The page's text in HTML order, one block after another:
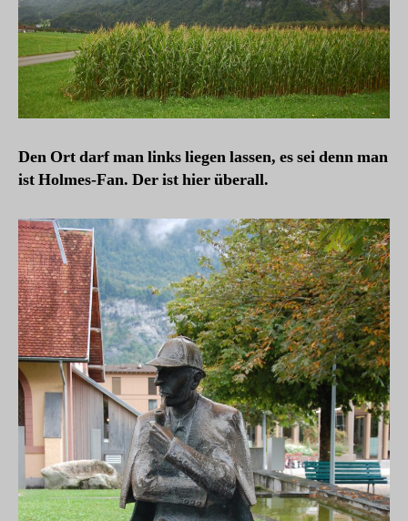
Den Ort darf man links liegen lassen, es sei denn man
ist Holmes-Fan. Der ist hier überall.